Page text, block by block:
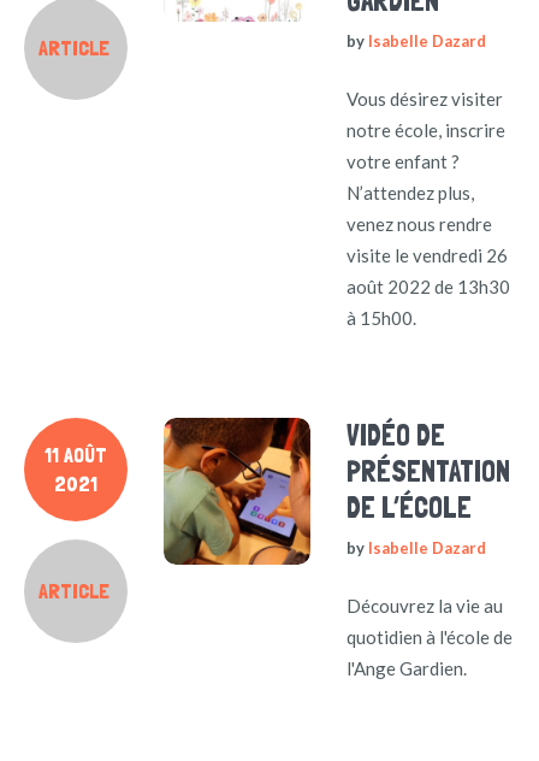
ARTICLE by Isabelle Dazard
Vous désirez visiter
notre école, inscrire
votre enfant ?
N’attendez plus,
venez nous rendre
visite le vendredi 26
août 2022 de 13h30
à 15h00.
11 AOÛT
2021
ARTICLE
VIDÉO DE
PRÉSENTATION
DE L’ÉCOLE
by Isabelle Dazard
Découvrez la vie au
quotidien à l'école de
l'Ange Gardien.